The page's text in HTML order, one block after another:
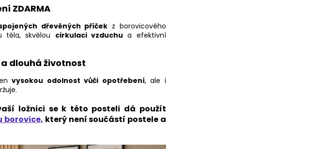
ZDARMA
dřevěných příček z borovicového
těla, skvělou cirkulaci vzduchu a efektivní
dlouhá životnost
vysokou odolnost vůči opotřebení, ale i
ložnici se k této posteli dá použít
borovice, který není součástí postele a